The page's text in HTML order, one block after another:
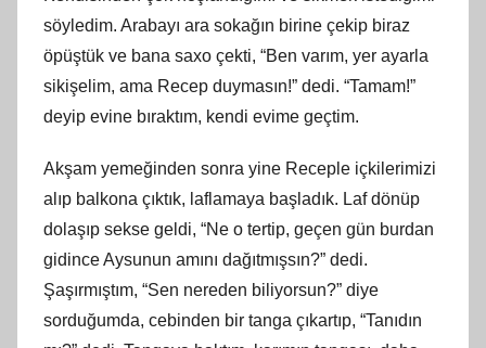
söyledim. Arabayı ara sokağın birine çekip biraz
öpüştük ve bana saxo çekti, “Ben varım, yer ayarla
sikişelim, ama Recep duymasın!” dedi. “Tamam!”
deyip evine bıraktım, kendi evime geçtim.
Akşam yemeğinden sonra yine Receple içkilerimizi
alıp balkona çıktık, laflamaya başladık. Laf dönüp
dolaşıp sekse geldi, “Ne o tertip, geçen gün burdan
gidince Aysunun amını dağıtmışsın?” dedi.
Şaşırmıştım, “Sen nereden biliyorsun?” diye
sorduğumda, cebinden bir tanga çıkartıp, “Tanıdın